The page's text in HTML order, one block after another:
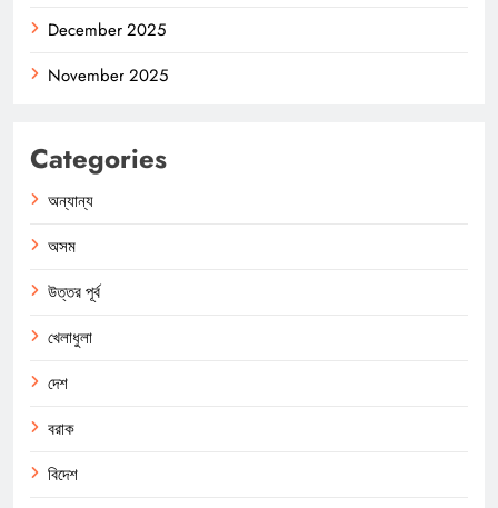
December 2025
November 2025
Categories
অন্যান্য
অসম
উত্তর পূর্ব
খেলাধুলা
দেশ
বরাক
বিদেশ